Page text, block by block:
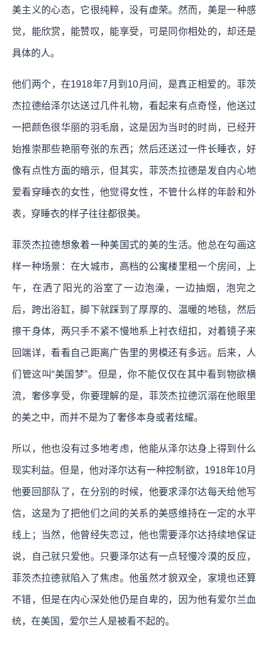
美主义的心态，它很纯粹，没有虚荣。然而，美是一种感
觉，能欣赏，能赞叹，能享受，可是同你相处的，却还是
具体的人。
他们两个，在1918年7月到10月间，是真正相爱的。菲茨
杰拉德给泽尔达送过几件礼物，看起来有点奇怪，他送过
一把颜色很华丽的羽毛扇，这是因为当时的时尚，已经开
始推崇那些艳丽夸张的东西；然后还送过一件长睡衣，好
像有点性方面的暗示，但其实，菲茨杰拉德是发自内心地
爱看穿睡衣的女性，他觉得女性，不管什么样的年龄和外
表，穿睡衣的样子往往都很美。
菲茨杰拉德想象着一种美国式的美的生活。他总在勾画这
样一种场景：在大城市，高档的公寓楼里租一个房间，上
午，在洒了阳光的浴室了一边泡澡，一边抽烟，泡完之
后，跨出浴缸，脚下就踩到了厚厚的、温暖的地毯，然后
擦干身体，两只手不紧不慢地系上衬衣纽扣，对着镜子来
回端详，看看自己距离广告里的男模还有多远。后来，人
们管这叫“美国梦”。但是，你不能仅仅在其中看到物欲横
流，奢侈享受，你要理解的是，菲茨杰拉德沉溺在他眼里
的美之中，而并不是为了奢侈本身或者炫耀。
所以，他也没有过多地考虑，他能从泽尔达身上得到什么
现实利益。但是，他对泽尔达有一种控制欲，1918年10月
他要回部队了，在分别的时候，他要求泽尔达每天给他写
信，这是为了把他们之间的关系的美感维持在一定的水平
线上；当然，他曾经失恋过，他也需要泽尔达持续地保证
说，自己就只爱他。只要泽尔达有一点轻慢冷漠的反应，
菲茨杰拉德就陷入了焦虑。他虽然才貌双全，家境也还算
不错，但是在内心深处他仍是自卑的，因为他有爱尔兰血
统，在美国，爱尔兰人是被看不起的。